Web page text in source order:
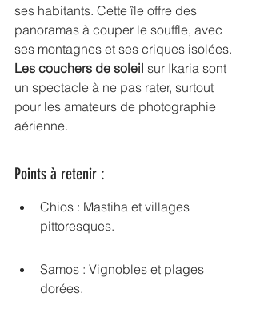
ses habitants. Cette île offre des
panoramas à couper le souffle, avec
ses montagnes et ses criques isolées.
Les couchers de soleil sur Ikaria sont
un spectacle à ne pas rater, surtout
pour les amateurs de photographie
aérienne.
Points à retenir :
Chios : Mastiha et villages
pittoresques.
Samos : Vignobles et plages
dorées.